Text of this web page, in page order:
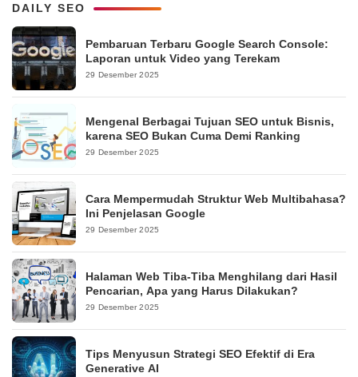
DAILY SEO
Pembaruan Terbaru Google Search Console:
Laporan untuk Video yang Terekam
29 Desember 2025
Mengenal Berbagai Tujuan SEO untuk Bisnis,
karena SEO Bukan Cuma Demi Ranking
29 Desember 2025
Cara Mempermudah Struktur Web Multibahasa?
Ini Penjelasan Google
29 Desember 2025
Halaman Web Tiba-Tiba Menghilang dari Hasil
Pencarian, Apa yang Harus Dilakukan?
29 Desember 2025
Tips Menyusun Strategi SEO Efektif di Era
Generative AI